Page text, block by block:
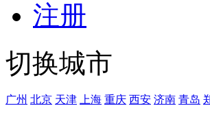
注册
切换城市
广州 北京 天津 上海 重庆 西安 济南 青岛